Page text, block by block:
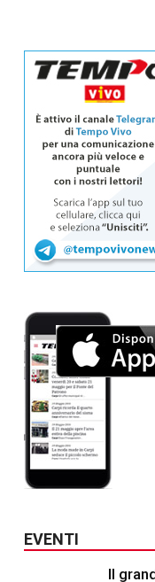
EVENTI
Il